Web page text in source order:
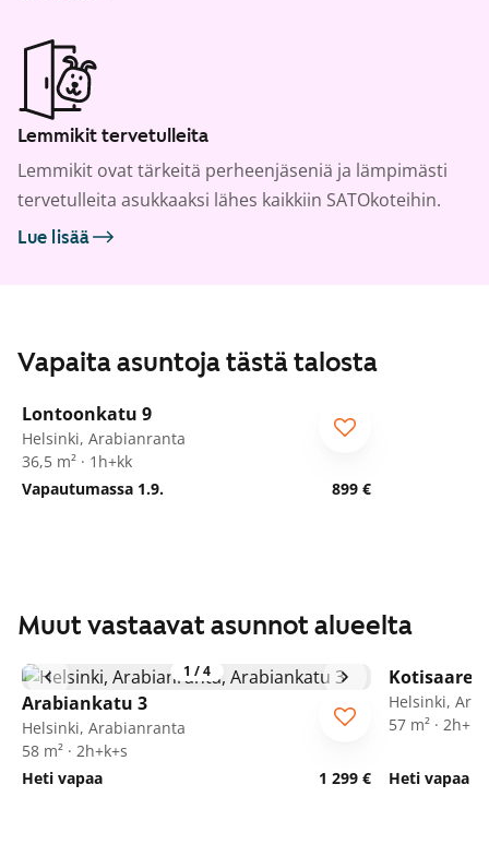
Lemmikit tervetulleita
Lemmikit ovat tärkeitä perheenjäseniä ja lämpimästi
tervetulleita asukkaaksi lähes kaikkiin SATOkoteihin.
Lue lisää
Vapaita asuntoja tästä talosta
/18
Lontoonkatu 9
Helsinki, Arabianranta
36,5 m² · 1h+kk
Vapautumassa 1.9.
899 €
Muut vastaavat asunnot alueelta
1 /4
Arabiankatu 3
Helsinki, Arabianranta
58 m² · 2h+k+s
Heti vapaa
1 299 €
Helsinki,
57 m² · 2h+kt
Heti vapaa